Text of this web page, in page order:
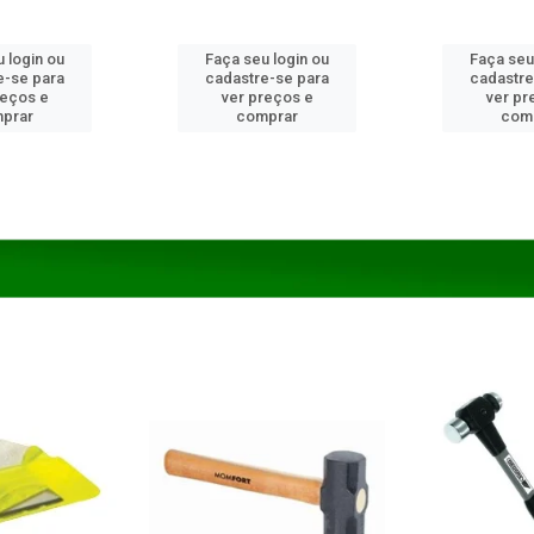
login ou
se para
e
Faça seu login ou
cadastre-se para
ver preços e
comprar
Faça
ver